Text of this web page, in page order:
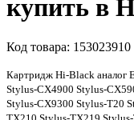
купить в
Код товара:
Картридж Hi-Black аналог
Stylus-CX4900 Stylus-
Stylus-CX9300 Stylus-T20